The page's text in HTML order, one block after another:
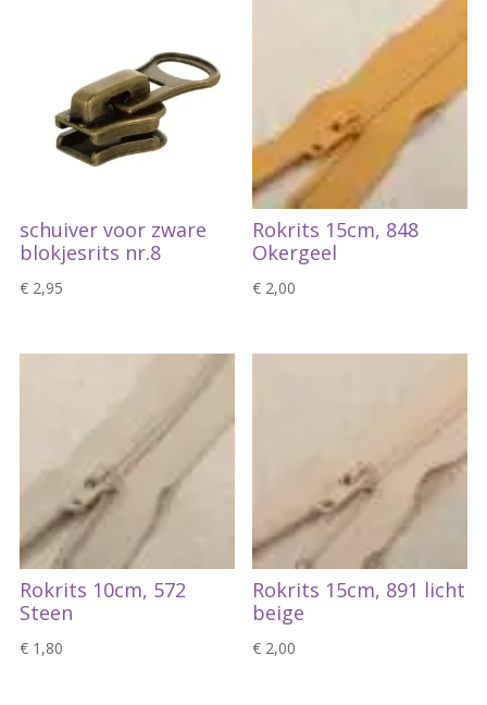
schuiver voor zware
blokjesrits nr.8
€2,95
Rokrits 15cm, 848
Okergeel
€ 2,00
Rokrits 10cm, 572
Steen
€1,80
Rokrits 15cm, 891 licht
beige
€ 2,00